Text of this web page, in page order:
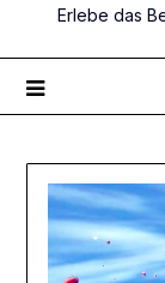
Erlebe das